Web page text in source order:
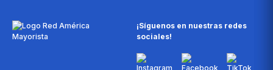
¡Síguenos en nuestras redes
sociales!